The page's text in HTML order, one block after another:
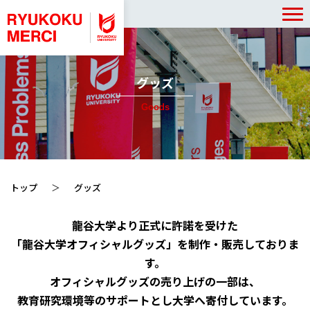
グッズ
Goods
トップ グッズ
龍谷大学より正式に許諾を受けた
「龍谷大学オフィシャルグッズ」を制作・販売しておりま
す。
オフィシャルグッズの売り上げの一部は、
教育研究環境等のサポートとし大学へ寄付しています。